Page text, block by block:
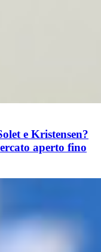
e Kristensen?
aperto fino